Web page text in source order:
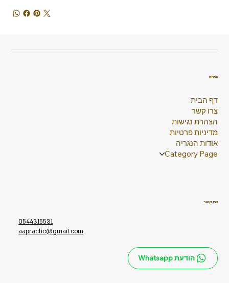
צרו קשר
0544315531
aapractic@gmail.com
הודעת Whatsapp
תפריט
דף הבית
צרו קשר
הצהרת נגישות
מדיניות פרטיות
אודות הנגריה
Category Page